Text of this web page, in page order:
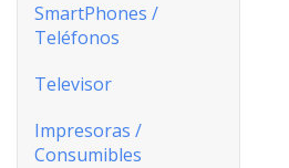
SmartPhones /
Teléfonos
Televisor
Impresoras /
Consumibles